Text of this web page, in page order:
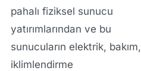
pahalı fiziksel sunucu
yatırımlarından ve bu
sunucuların elektrik, bakım,
iklimlendirme